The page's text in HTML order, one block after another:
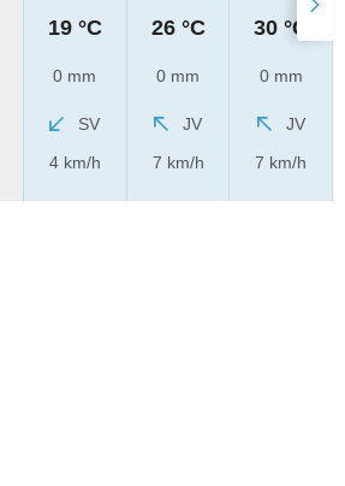
19 °C
0 mm
SV
4 km/h
26 °C
0 mm
JV
7 km/h
30 °C
0 mm
JV
7 km/h